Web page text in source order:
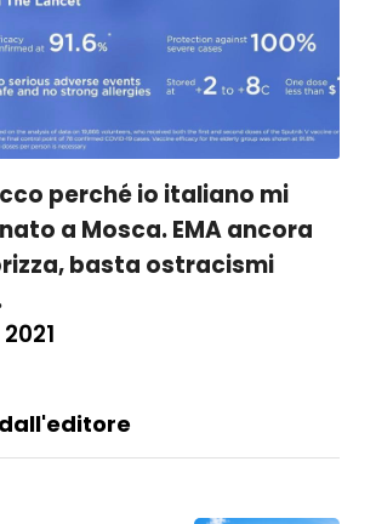
perché io italiano mi
a Mosca. EMA ancora
basta ostracismi